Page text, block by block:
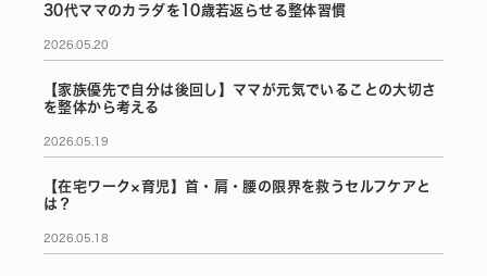
30代ママのカラダを10歳若返らせる整体習慣
2026.05.20
【家族優先で自分は後回し】ママが元気でいることの大切さ
を整体から考える
2026.05.19
【在宅ワーク×育児】首・肩・腰の限界を救うセルフケアと
は？
2026.05.18